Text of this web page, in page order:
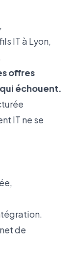
IT à Lyon,
offres
échouent.
IT ne se
de